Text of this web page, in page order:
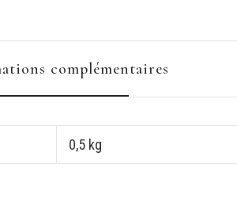
complémentaires
0,5 kg